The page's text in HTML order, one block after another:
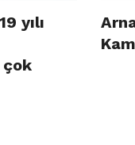
yılı
çok